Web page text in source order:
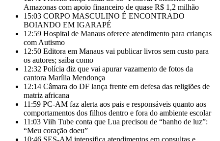
Amazonas com apoio financeiro de quase R$ 1,2 milhão
15:03 CORPO MASCULINO É ENCONTRADO
BOIANDO EM IGARAPÉ
12:59 Hospital de Manaus oferece atendimento para crianças
com Autismo
12:50 Editora em Manaus vai publicar livros sem custo para
os autores; saiba como
12:32 Polícia diz que vai apurar vazamento de fotos da
cantora Marília Mendonça
12:14 Câmara do DF lança frente em defesa das religiões de
matriz africana
11:59 PC-AM faz alerta aos pais e responsáveis quanto aos
comportamentos dos filhos dentro e fora do ambiente escolar
11:03 Viih Tube conta que Lua precisou de “banho de luz”:
“Meu coração doeu”
10:46 SES-AM intensifica atendimentos em consultas e